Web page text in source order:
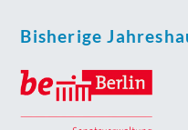
Bisherige